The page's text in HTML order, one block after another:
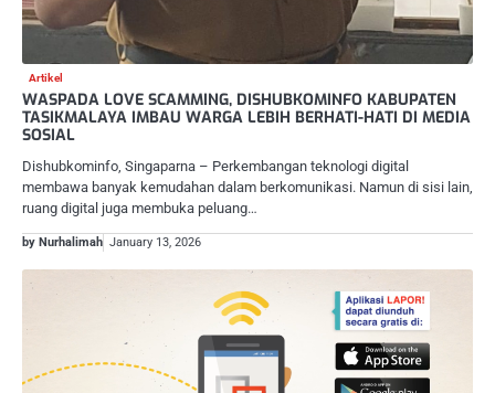
Artikel
WASPADA LOVE SCAMMING, DISHUBKOMINFO KABUPATEN
TASIKMALAYA IMBAU WARGA LEBIH BERHATI-HATI DI MEDIA
SOSIAL
Dishubkominfo, Singaparna – Perkembangan teknologi digital
membawa banyak kemudahan dalam berkomunikasi. Namun di sisi lain,
ruang digital juga membuka peluang…
by Nurhalimah January 13, 2026